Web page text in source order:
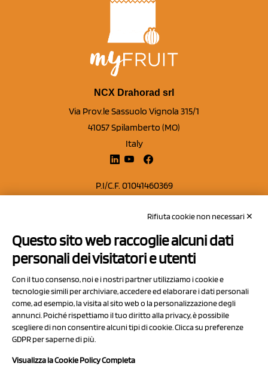
NCX Drahorad srl
Via Prov.le Sassuolo Vignola 315/1
41057 Spilamberto (MO)
Italy
P.I/C.F. 01041460369
Capitale sociale Euro 50.000,00 i.v.
Contatti
Privacy Policy
Cookie Policy
Chi Siamo
Rifiuta cookie non necessari ✕
Questo sito web raccoglie alcuni dati
personali dei visitatori e utenti
Con il tuo consenso, noi e i nostri partner utilizziamo i cookie e
tecnologie simili per archiviare, accedere ed elaborare i dati personali
come, ad esempio, la visita al sito web o la personalizzazione degli
annunci. Poiché rispettiamo il tuo diritto alla privacy, è possibile
scegliere di non consentire alcuni tipi di cookie. Clicca su preferenze
GDPR per saperne di più.
Visualizza la Cookie Policy Completa